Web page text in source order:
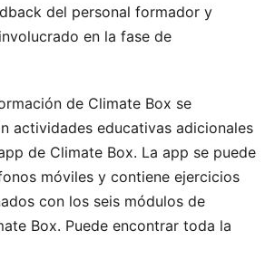
del personal formador y
en la fase de
de Climate Box se
actividades educativas adicionales
de Climate Box. La app se puede
móviles y contiene ejercicios
con los seis módulos de
Box. Puede encontrar toda la